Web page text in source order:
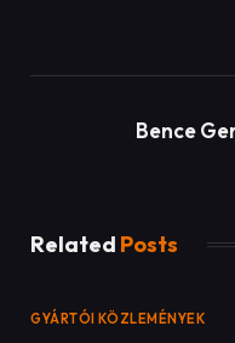
Bence
Related Posts
GYÁRTÓI KÖZLEMÉNYEK